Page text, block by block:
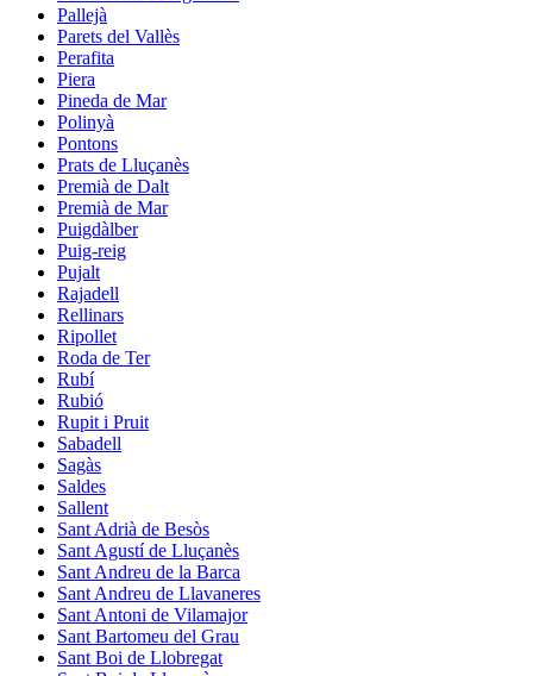
Pallejà
Parets del Vallès
Perafita
Piera
Pineda de Mar
Polinyà
Pontons
Prats de Lluçanès
Premià de Dalt
Premià de Mar
Puigdàlber
Puig-reig
Pujalt
Rajadell
Rellinars
Ripollet
Roda de Ter
Rubí
Rubió
Rupit i Pruit
Sabadell
Sagàs
Saldes
Sallent
Sant Adrià de Besòs
Sant Agustí de Lluçanès
Sant Andreu de la Barca
Sant Andreu de Llavaneres
Sant Antoni de Vilamajor
Sant Bartomeu del Grau
Sant Boi de Llobregat